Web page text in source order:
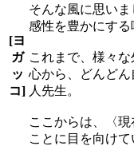
[ヨ
ガ
ッ
コ]
そんな風に思いま
感性を豊かにする
これまで、様々
心から、どんど
人先生。
ここからは、〈
ことに目を向けて